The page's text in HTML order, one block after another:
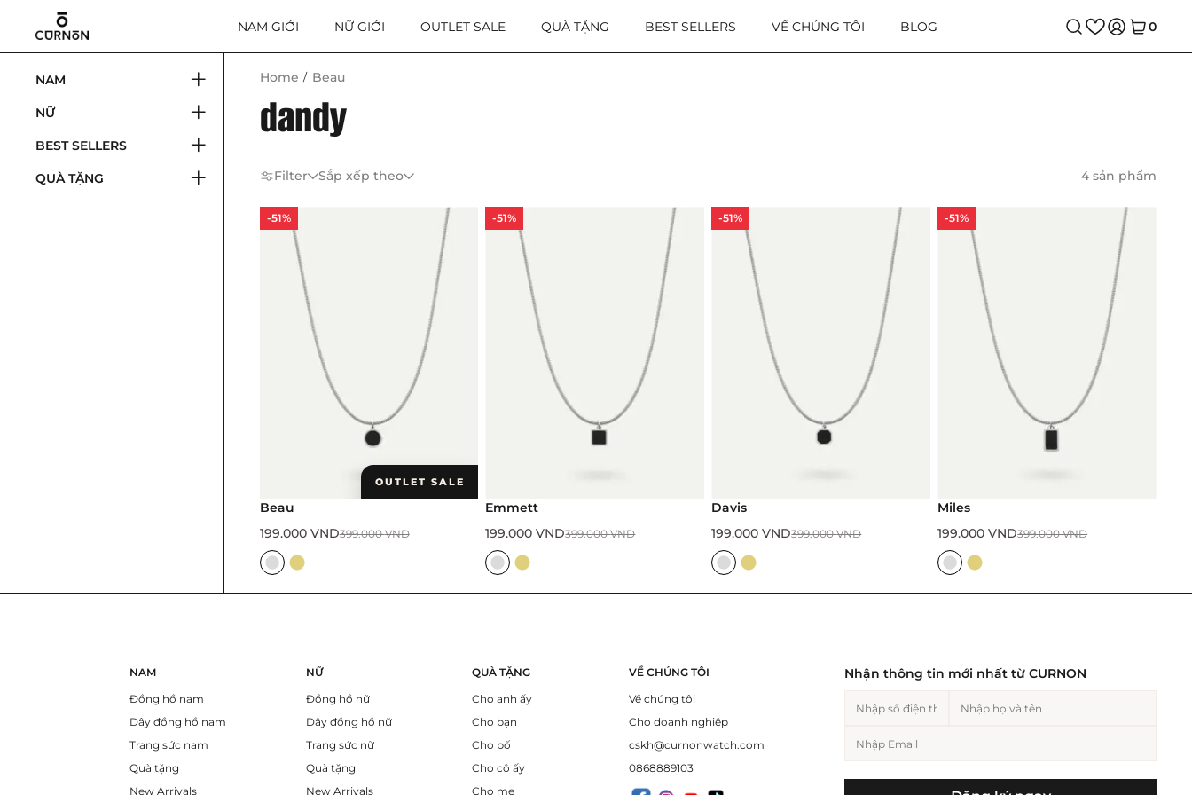
NAM GIỚI NỮ GIỚI OUTLET SALE QUÀ TẶNG BEST SELLERS VỀ CHÚNG TÔI BLOG 0
NAM
NỮ
BEST SELLERS
QUÀ TẶNG
Home Beau
dandy
Filter Sắp xếp theo 4 sản phẩm
-51%
OUTLET SALE
Beau
399.000VND
199.000 VND
-51%
Emmett
399.000VND
199.000VND
-51%
Davis
399.000VND
199.000VND
-51%
Miles
399.000VND
199.000VND
NAM
Đồng hồ nam
Dây đồng hồ nam
Trang sức nam
Quà tặng
New Arrivals
NỮ
Đồng hồ nữ
Dây đồng hồ nữ
Trang sức nữ
Quà tặng
New Arrivals
QUÀ TẶNG
Cho anh ấy
Cho bạn
Cho bố
Cho cô ấy
Cho mẹ
VỀ CHÚNG TÔI
Về chúng tôi
Cho doanh nghiệp
cskh@curnonwatch.com
0868889103
Nhận thông tin mới nhất từ CURNON